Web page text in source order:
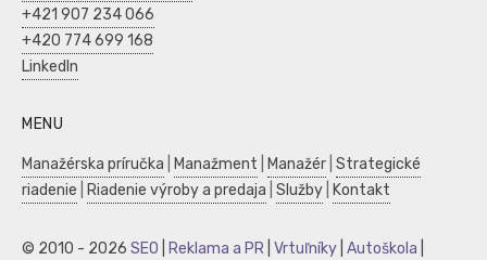
+421 907 234 066
+420 774 699 168
LinkedIn
MENU
Manažérska príručka Manažment Manažér Strategické
riadenie
Riadenie výroby a predaja Služby Kontakt
© 2010 - 2026 SEO Reklama a PR Vrtuľníky Autoškola